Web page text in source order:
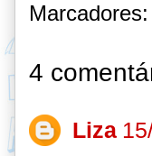
Marcadores:
4
Liza